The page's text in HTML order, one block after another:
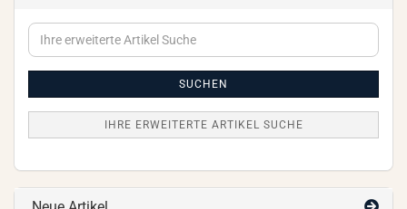
Ihre
erweiterte
SUCHEN
IHRE ERWEITERTE ARTIKEL SUCHE